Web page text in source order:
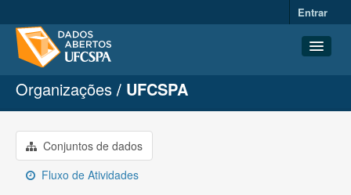
Entrar
Conjuntos de dados
Organizações
Grupos
Sobre
Organizações UFCSPA
Conjuntos de dados
Fluxo de Atividades